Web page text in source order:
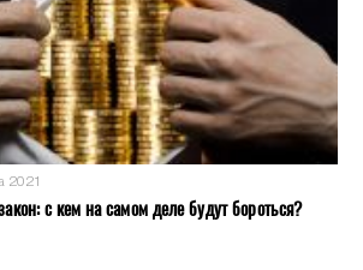
2021
с кем на самом деле будут бороться?